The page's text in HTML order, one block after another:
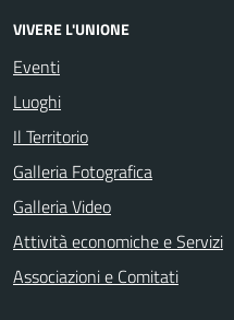
VIVERE L'UNIONE
Eventi
Luoghi
Il Territorio
Galleria Fotografica
Galleria Video
Attività economiche e Servizi
Associazioni e Comitati